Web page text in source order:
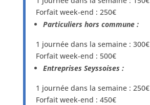
Forfait week-end : 250€
Particuliers hors commune :
1 journée dans la semaine : 300€
Forfait week-end : 500€
Entreprises Seyssoises :
1 journée dans la semaine : 250€
Forfait week-end : 450€